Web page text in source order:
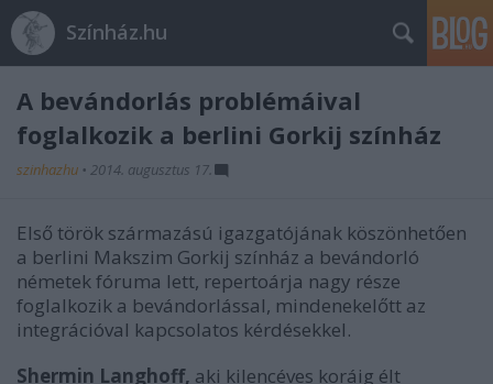
Színház.hu
A bevándorlás problémáival
foglalkozik a berlini Gorkij színház
szinhazhu • 2014. augusztus 17.
Első török származású igazgatójának köszönhetően
a berlini Makszim Gorkij színház a bevándorló
németek fóruma lett, repertoárja nagy része
foglalkozik a bevándorlással, mindenekelőtt az
integrációval kapcsolatos kérdésekkel.
Shermin Langhoff, aki kilencéves koráig élt